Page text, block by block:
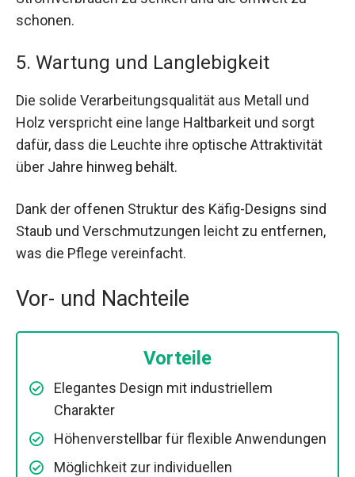
schonen.
5. Wartung und Langlebigkeit
Die solide Verarbeitungsqualität aus Metall und
Holz verspricht eine lange Haltbarkeit und sorgt
dafür, dass die Leuchte ihre optische Attraktivität
über Jahre hinweg behält.
Dank der offenen Struktur des Käfig-Designs sind
Staub und Verschmutzungen leicht zu entfernen,
was die Pflege vereinfacht.
Vor- und Nachteile
Vorteile
Elegantes Design mit industriellem
Charakter
Höhenverstellbar für flexible Anwendungen
Möglichkeit zur individuellen